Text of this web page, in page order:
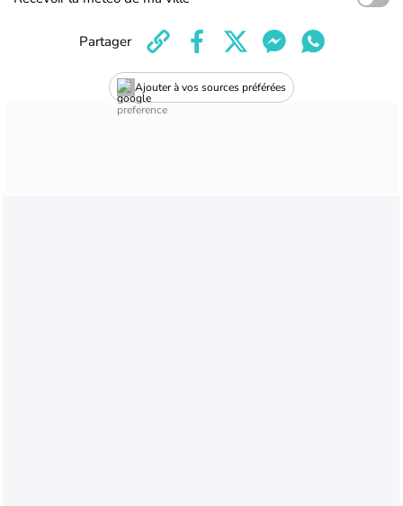
Ajouter à vos sources préférées
Partager